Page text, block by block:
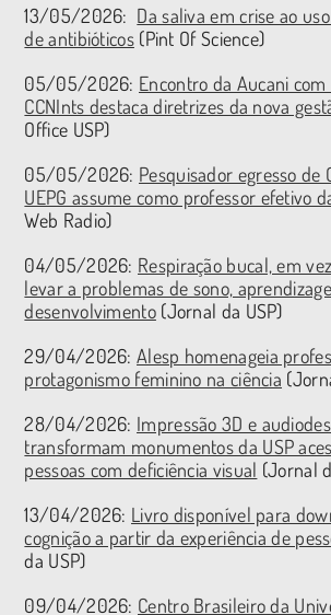
13/05/2026: Da saliva em crise ao
de antibióticos(Pint Of Science)
05/05/2026: Encontro da Aucani
CCNInts destaca diretrizes da nova
Office USP)
05/05/2026: Pesquisador egresso de
UEPG assume como professor efetivo
Web Radio)
04/05/2026: Respiração bucal, em
levar a problemas de sono,
desenvolvimento(Jornal da USP)
29/04/2026:Alesp homenageia
protagonismo feminino na ciência
28/04/2026: Impressão 3D e
transformam monumentos da USP
pessoas com deficiência visual (Jornal
13/04/2026: Livro disponível para
cognição a partir da experiência de
da USP)
09/04/2026: Centro Brasileiro da